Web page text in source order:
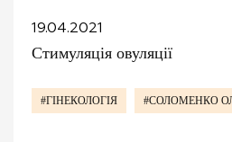
19.04.2021
Стимуляція овуляції
#ГІНЕКОЛОГІЯ #СОЛОМЕНКО